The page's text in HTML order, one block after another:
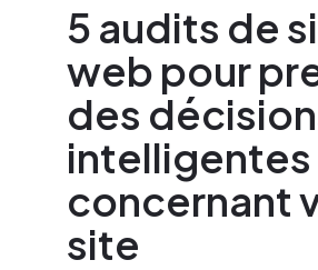
5 audits de
web pour
des
intelligentes
concernant
site